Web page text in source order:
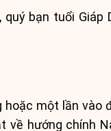
bạn tuổi Giáp
một lần vào
về hướng chính